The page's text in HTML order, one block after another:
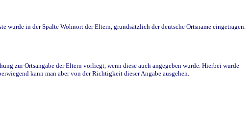
in der Spalte Wohnort der Eltern, grundsätzlich der deutsche Ortsname eingetragen.
zur Ortsangabe der Eltern vorliegt, wenn diese auch angegeben wurde. Hierbei wurde
kann man aber von der Richtigkeit dieser Angabe ausgehen.